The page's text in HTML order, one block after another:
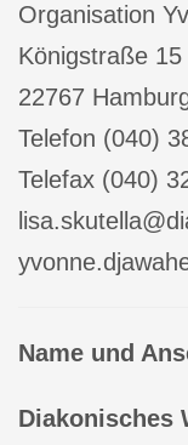
Organisation
Königstraße 15
22767
Telefon (040)
Telefax (040)
Name und
Diakonisches